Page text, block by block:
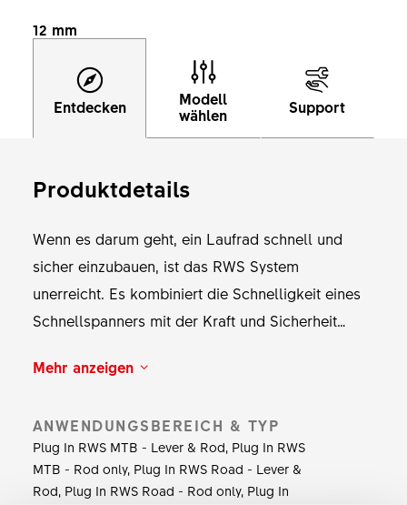
12 mm
Entdecken
Modell
wählen
Support
Produktdetails
Wenn es darum geht, ein Laufrad schnell und
sicher einzubauen, ist das RWS System
unerreicht. Es kombiniert die Schnelligkeit eines
Schnellspanners mit der Kraft und Sicherheit
Verzahnung ermöglicht ein sattes Anziehen und
Einsatzbereiche von der Strasse übers MTB bis
zum Tandem ist das RWS System für eine Vielzahl
von Achssystemen erhältlich.
Mehr anzeigen
ANWENDUNGSBEREICH & TYP
Plug In RWS MTB - Lever & Rod, Plug In RWS
MTB - Rod only, Plug In RWS Road - Lever &
Rod, Plug In RWS Road - Rod only, Plug In